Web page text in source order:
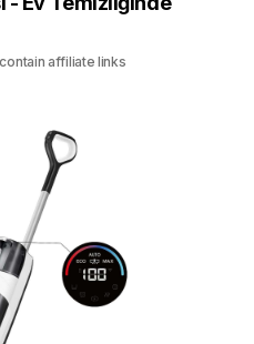
affiliate links